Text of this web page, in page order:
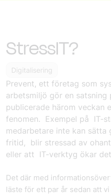
StressIT?
Digitalisering
Prevent, ett företag som
arbetsmiljö gör en satsning
publicerade härom veckan
fenomen. Exempel på IT-
medarbetare inte kan sätta
fritid, blir stressad av
eller att IT-verktyg ökar
Det där med
läste för ett par år sedan att